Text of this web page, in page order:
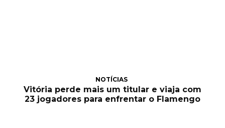
NOTÍCIAS
Vitória perde mais um titular e viaja com
23 jogadores para enfrentar o Flamengo